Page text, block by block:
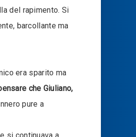
del rapimento. Si
barcollante ma
era sparito ma
che Giuliano,
pure a